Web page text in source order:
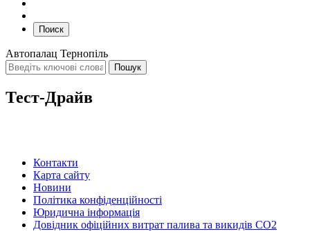
Поиск
Автопалац Тернопіль
Тест-Драйв
Контакти
Карта сайту
Новини
Політика конфіденційності
Юридична інформація
Довідник офіційних витрат палива та викидів СО2